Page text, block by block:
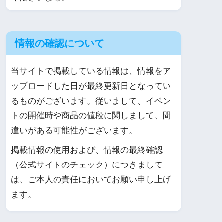
情報の確認について
当サイトで掲載している情報は、情報をア
ップロードした日が最終更新日となってい
るものがございます。従いまして、イベン
トの開催時や商品の値段に関しまして、間
違いがある可能性がございます。
掲載情報の使用および、情報の最終確認
（公式サイトのチェック）につきまして
は、ご本人の責任においてお願い申し上げ
ます。